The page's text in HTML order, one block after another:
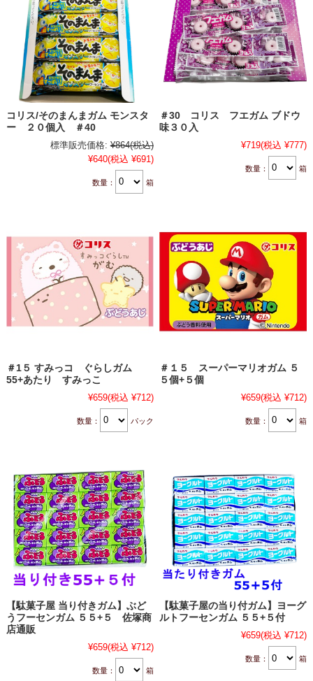
コリス/そのまんまガム モンスタ
ー ２０個入 ＃40
標準販売価格: ¥864(税込)
¥640(税込 ¥691)
数量： 箱
＃30 コリス フエガム ブドウ
味３０入
¥719(税込 ¥777)
数量： 箱
＃1５ すみっコ ぐらしガム
55+あたり すみっこ
¥659(税込 ¥712)
数量： パック
＃１５ スーパーマリオガム ５
５個+５個
¥659(税込 ¥712)
数量： 箱
【駄菓子屋 当り付きガム】ぶど
うフーセンガム ５５+５ 佐塚商
店通販
¥659(税込 ¥712)
数量： 箱
【駄菓子屋の当り付ガム】ヨーグ
ルトフーセンガム ５５+５付
¥659(税込 ¥712)
数量： 箱